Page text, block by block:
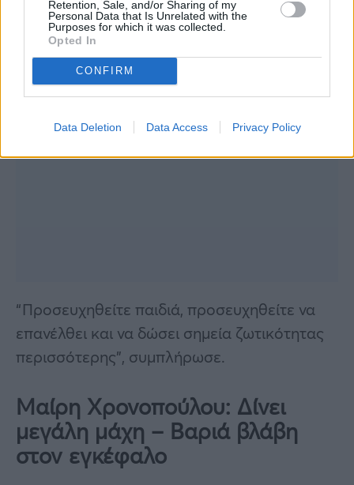
Retention, Sale, and/or Sharing of my
Personal Data that Is Unrelated with the
Purposes for which it was collected.
Opted In
CONFIRM
Data Deletion Data Access Privacy Policy
“Προσευχηθείτε παιδιά, προσευχηθείτε να
επανέλθει και να δώσει σημεία ζωτικότητας
περισσότερης”, συμπλήρωσε.
Μαίρη Χρονοπούλου: Δίνει
μεγάλη μάχη – Βαριά βλάβη
στον εγκέφαλο